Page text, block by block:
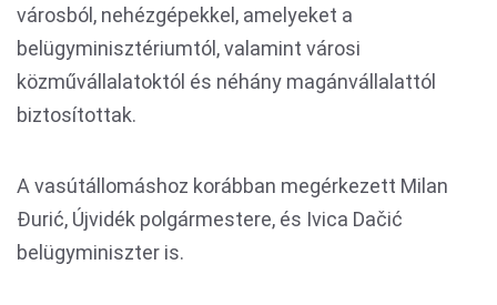
városból, nehézgépekkel, amelyeket a
belügyminisztériumtól, valamint városi
közművállalatoktól és néhány magánvállalattól
biztosítottak.
A vasútállomáshoz korábban megérkezett Milan
Đurić, Újvidék polgármestere, és Ivica Dačić
belügyminiszter is.